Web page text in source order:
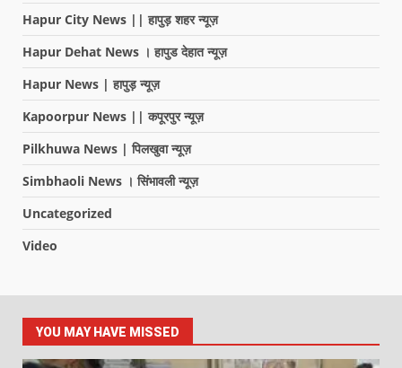
Hapur City News || हापुड़ शहर न्यूज़
Hapur Dehat News । हापुड देहात न्यूज़
Hapur News | हापुड़ न्यूज़
Kapoorpur News || कपूरपुर न्यूज़
Pilkhuwa News | पिलखुवा न्यूज़
Simbhaoli News । सिंभावली न्यूज़
Uncategorized
Video
YOU MAY HAVE MISSED